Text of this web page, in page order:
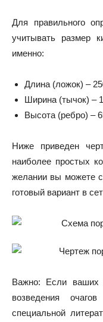
Для правильного
учитывать размер
именно:
Длина (ложок) –
Ширина (тычок) –
Высота (ребро) –
Ниже приведен
наиболее простых
желании вы можете
готовый вариант в
Важно: Если ваших
возведения
специальной